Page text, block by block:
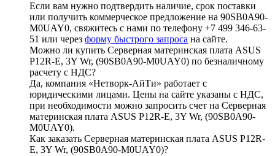
Если вам нужно подтвердить наличие, срок поставки
или получить коммерческое предложение на 90SB0A90-
M0UAY0, свяжитесь с нами по телефону +7 499 346-63-
51 или через форму быстрого запроса на сайте.
Можно ли купить Серверная материнская плата ASUS
P12R-E, 3Y Wr, (90SB0A90-M0UAY0) по безналичному
расчету с НДС?
Да, компания «Нетворк-АйТи» работает с
юридическими лицами. Цены на сайте указаны с НДС,
при необходимости можно запросить счет на Серверная
материнская плата ASUS P12R-E, 3Y Wr, (90SB0A90-
M0UAY0).
Как заказать Серверная материнская плата ASUS P12R-
E, 3Y Wr, (90SB0A90-M0UAY0)?